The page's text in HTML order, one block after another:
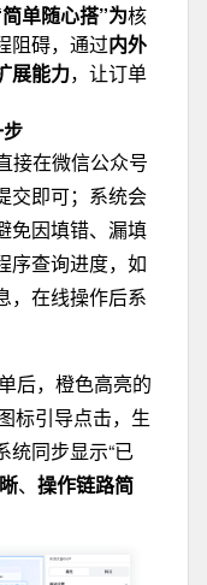
单随心搭”为核
阻碍，通过内外
展能力，让订单
接在微信公众号
交即可；系统会
免因填错、漏填
序查询进度，如
，在线操作后系
后，橙色高亮的
标引导点击，生
统同步显示“已
、 操作链路简